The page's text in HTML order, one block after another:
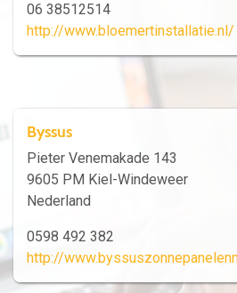
06 38512514
http://www.bloemertinstallatie.nl/
Byssus
Pieter Venemakade 143
9605 PM Kiel-Windeweer
Nederland
0598 492 382
http://